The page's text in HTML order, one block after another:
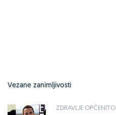
Vezane zanimljivosti
ZDRAVLJE OPĆENITO